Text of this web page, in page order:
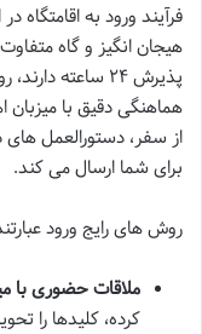
فرآیند ورود به
هیجان انگیز و گاه
پذیرش ۲۴
هماهنگی دقیق با میزبان
از سفر، دستورالعمل های
برای شما ارسال می کند.
روش های رایج ورود
ملاقات حضوری با
کرده، کلیدها را